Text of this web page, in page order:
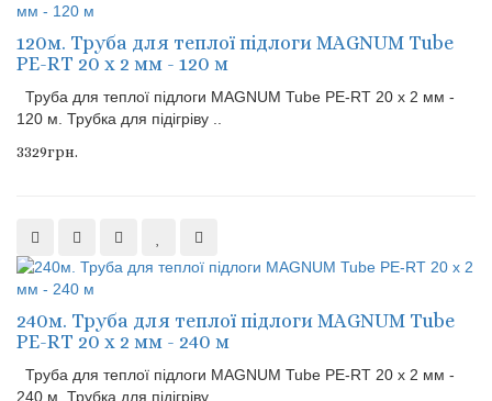
120м. Труба для теплої підлоги MAGNUM Tube
PE-RT 20 x 2 мм - 120 м
Труба для теплої підлоги MAGNUM Tube PE-RT 20 x 2 мм -
120 м. Трубка для підігріву ..
3329грн.
240м. Труба для теплої підлоги MAGNUM Tube
PE-RT 20 x 2 мм - 240 м
Труба для теплої підлоги MAGNUM Tube PE-RT 20 x 2 мм -
240 м. Трубка для підігріву ..